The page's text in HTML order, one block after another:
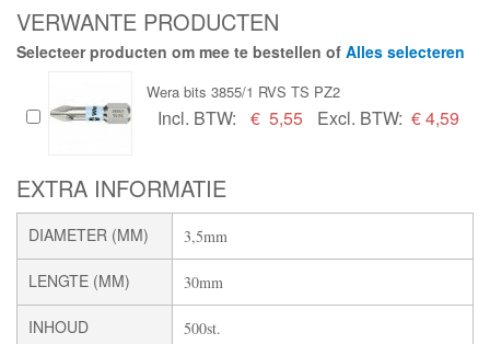
VERWANTE PRODUCTEN
Selecteer producten om mee te bestellen of Alles selecteren
Wera bits 3855/1 RVS TS PZ2
Incl. BTW: € 5,55 Excl. BTW: € 4,59
EXTRA INFORMATIE
DIAMETER (MM) 3,5mm
LENGTE (MM) 30mm
INHOUD 500st.